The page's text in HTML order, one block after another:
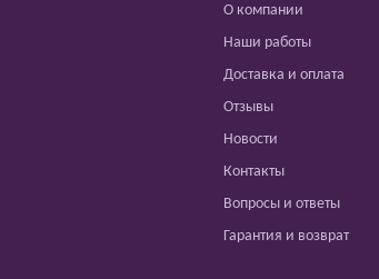
О компании
Наши работы
Доставка и оплата
Отзывы
Новости
Контакты
Вопросы и ответы
Гарантия и возврат